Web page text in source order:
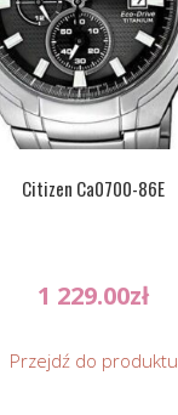
Citizen Ca0700-86E
1 229.00zł
Przejdź do produktu